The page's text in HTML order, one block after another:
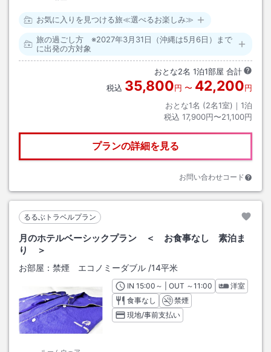
お気に入りを見つける旅≪選べるお楽しみ≫
旅の過ごし方 ※2027年3月31日（沖縄は5月6日）まで
に出発の方対象
おとな2名 1泊1部屋 合計
税込 35,800円 〜 42,200円
おとな1名 (2名1室)｜ 1泊
税込 17,900円〜21,100円
プランの詳細を見る
お問い合わせコード
るるぶトラベルプラン
月のホテルベーシックプラン ＜ お食事なし 素泊ま
り ＞
お部屋： 禁煙 エコノミーダブル /14平米
INチェックイン
15:00 ～ | OUT チェックアウト
～11:00
洋室
食事なし
禁煙
現地/事前支払い